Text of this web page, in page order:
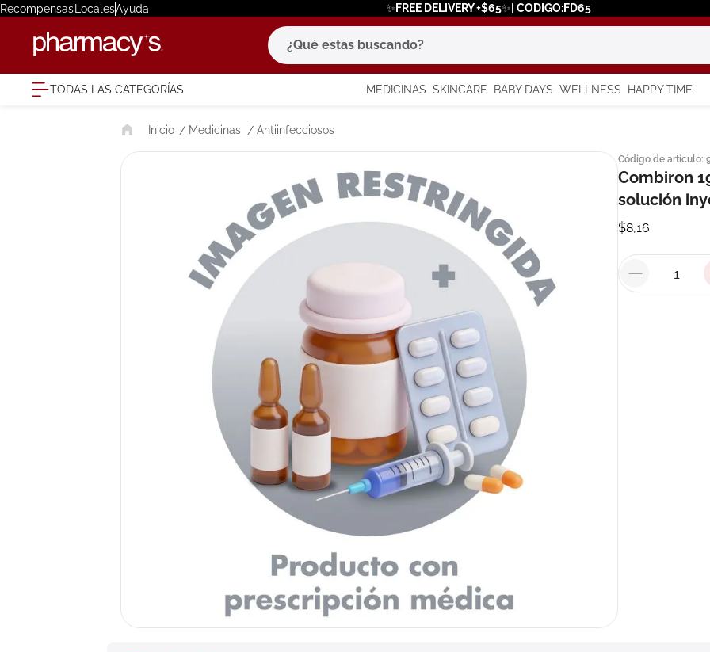
RecompensasLocalesAyuda ✨FREE DELIVERY +$65✨| CODIGO:FD65
¿Qué estas buscando?
TODAS LAS CATEGORÍAS MEDICINAS SKINCARE BABY DAYS WELLNESS HAPPY TIME
Medicinas Antiinfecciosos
Código de artículo:
Combiron
solución
$8,16
términos más buscados
1. eucerin
3. bioderma
7.
. roche posay
9. nivea
10 pañales